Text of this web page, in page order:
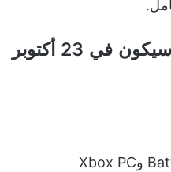
موعد الإصدار الرسمي سيكون في 23 أكتوبر